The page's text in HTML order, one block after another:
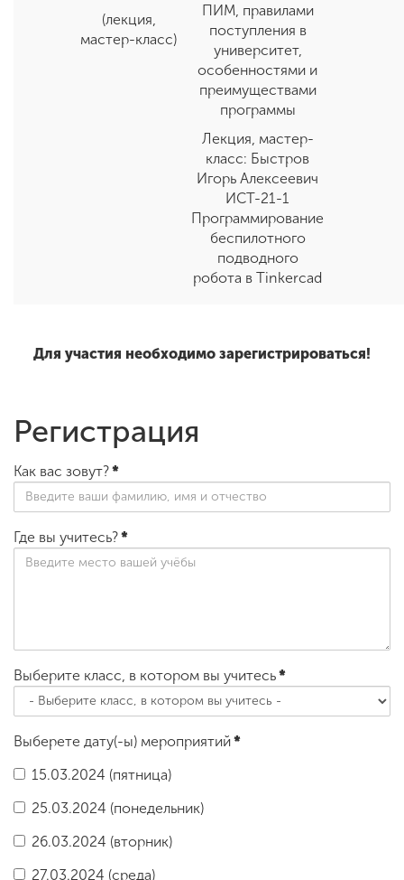
(лекция,
мастер-класс)
ПИМ, правилами
поступления в
университет,
особенностями и
преимуществами
программы
Лекция, мастер-
класс: Быстров
Игорь Алексеевич
ИСТ-21-1
Программирование
беспилотного
подводного
робота в Tinkercad
Для участия необходимо зарегистрироваться!
Регистрация
Как вас зовут?*
Где вы учитесь?*
Выберите класс, в котором вы учитесь*
Выберете дату(-ы) мероприятий*
15.03.2024 (пятница)
25.03.2024 (понедельник)
26.03.2024 (вторник)
27.03.2024 (среда)